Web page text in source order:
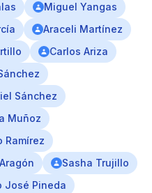
Miguel Yangas
Araceli Martínez
Carlos Ariza
Sánchez
Muñoz
Ramírez
Sasha Trujillo
José Pineda